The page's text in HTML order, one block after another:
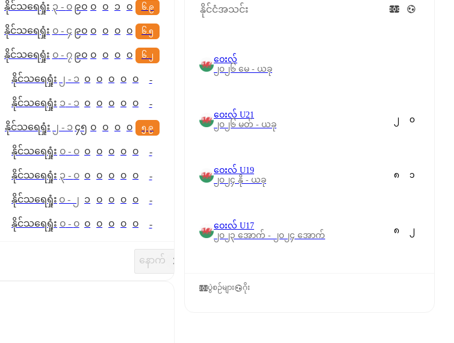
နိုင်သရေရှုံး ၃ - ၀ ၉၀ ၀ ၀ ၁ ၀ ၆.၉
နိုင်သရေရှုံး ၀- ၄ ၉၀ ၀ ၀ ၀ ၀ ၆.၅
နိုင်သရေရှုံး ၀- ၇ ၉၀ ၀ ၀ ၀ ၀ ၆.၂
နိုင်သရေရှုံး ၂ - ၁ ၀ ၀ ၀ ၀ ၀ -
နိုင်သရေရှုံး ၁ - ၁ ၀ ၀ ၀ ၀ ၀ -
နိုင်သရေရှုံး ၂ - ၁ ၄၅ ၀ ၀ ၀ ၀ ၅.၉
နိုင်သရေရှုံး ၀- ၀ ၀ ၀ ၀ ၀ ၀ -
နိုင်သရေရှုံး ၃ - ၀ ၀ ၀ ၀ ၀ ၀ -
နိုင်သရေရှုံး ၀ - ၂ ၁ ၀ ၀ ၀ ၀ -
နိုင်သရေရှုံး ၀- ၀ ၀ ၀ ၀ ၀ ၀ -
နောက်
နိုင်ငံအသင်း
ဝေးလ်
၂၀၂၆ မေ - ယခု
ဝေးလ် U21
၂၀၂၆ မတ် - ယခု
၂ ၀
ဝေးလ် U19
၂၀၂၄ နို - ယခု
၈ ၁
ဝေးလ် U17
၂၀၂၃ အောက် - ၂၀၂၄ အောက်
၈ ၂
ပွဲစဉ်များ ဂိုး